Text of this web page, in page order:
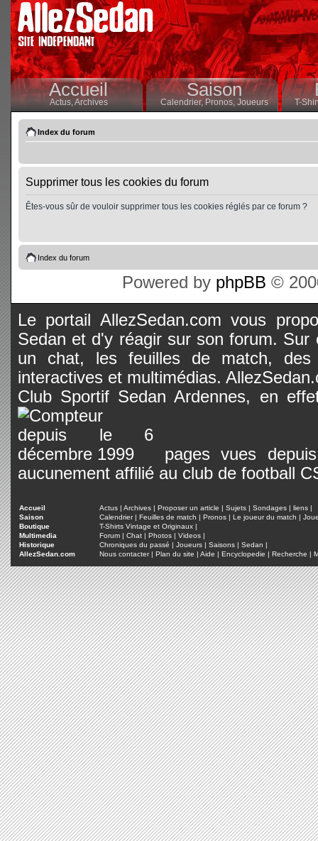
Accueil
Actus,Archives
Saison
Calendrier,Pronos, Joueurs T-
Index du forum
Supprimer tous les cookies du forum
Êtes-vous sûr de vouloir supprimer tous les cookies réglés par ce forum ?
Index du forum
Powered by phpBB ©
Le portail AllezSedan.com vous
Sedan et d'y réagir sur son forum.
un chat, les feuilles de match, des
interactives et multimédias.
Club Sportif Sedan Ardennes, en
pages vues
aucunement affilié au club de football
Accueil Actus | Archives | Proposer un article | Sujets | Sondages | liens |
Saison
Calendrier| Feuilles de match | Pronos | Le joueur du match |
Boutique
T-Shirts Vintage et Originaux |
Multimedia
Forum | Chat | Photos | Videos |
Historique
Chroniques du passé | Joueurs | Saisons | Sedan |
AllezSedan.com
Nous contacter| Plan du site | Aide | Encyclopedie | Recherche |